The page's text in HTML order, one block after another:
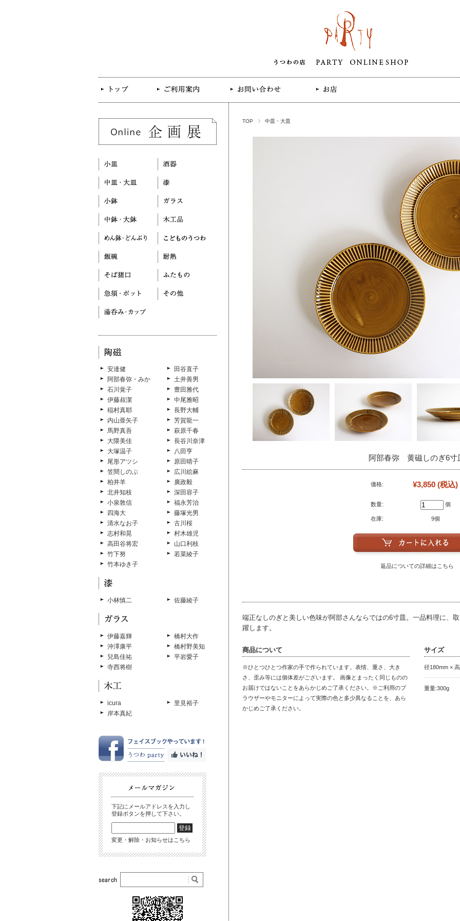
TOP 中皿・大皿
阿部春弥 黄磁しのぎ6寸
価格: ¥3,850 (税込)
数量: 個
在庫: 9個
返品についての詳細はこちら
端正なしのぎと美しい色味が阿部さんならではの6寸皿。一品料理に、
躍します。
商品について
※ひとつひとつ作家の手で作られています。表情、重さ、大き
さ、歪み等には個体差がございます。 画像とまったく同じものの
お届けではないことをあらかじめご了承ください。※ご利用のブ
ラウザーやモニターによって実際の色と多少異なることを、あら
かじめご了承ください。
サイズ
径180mm ×
重量:300g
安達健
阿部春弥・みか
石川覚子
伊藤叔潔
稲村真耶
内山亜矢子
馬野真吾
大隈美佳
大塚温子
尾形アツシ
笠間しのぶ
柏井羊
北井知枝
小泉敦信
四海大
清水なお子
志村和晃
高田谷将宏
竹下努
竹本ゆき子
田谷直子
土井善男
豊田雅代
中尾雅昭
長野大輔
芳賀龍一
萩原千春
長谷川奈津
八田亨
原田晴子
広川絵麻
廣政毅
深田容子
福永芳治
藤塚光男
古川桜
村木雄児
山口利枝
若菜綾子
小林慎二 佐藤綾子
伊藤嘉輝
沖澤康平
兒島佳祐
寺西将樹
橋村大作
橋村野美知
平岩愛子
icura
岸本真紀
里見裕子
下記にメールアドレスを入力し
登録ボタンを押して下さい。
変更・解除・お知らせはこちら